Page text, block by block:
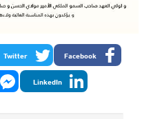
Facebook
Twitter
LinkedIn